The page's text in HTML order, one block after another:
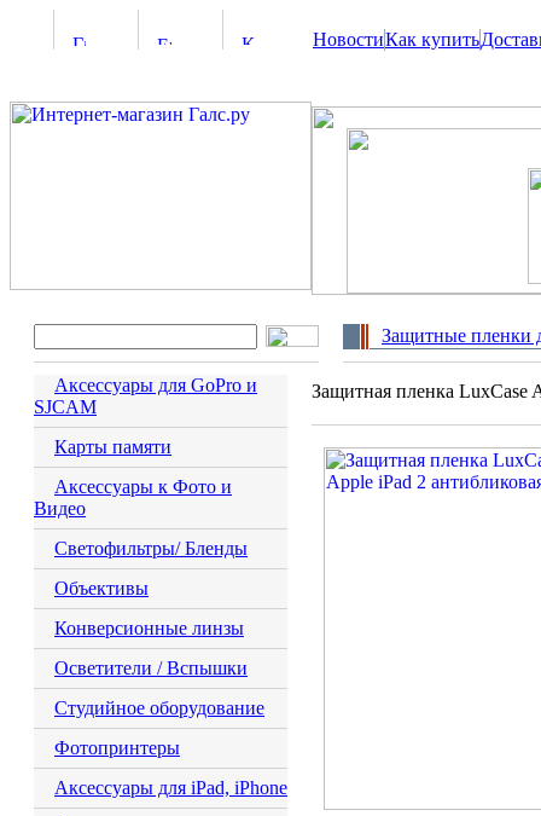
НовостиКак купить
Защитные пленки
Аксессуары для GoPro и
SJCAM
Карты памяти
Аксессуары к Фото и
Видео
Светофильтры/ Бленды
Объективы
Конверсионные линзы
Осветители / Вспышки
Студийное оборудование
Фотопринтеры
Аксессуары для iPad, iPhone
Защитная пленка LuxCase